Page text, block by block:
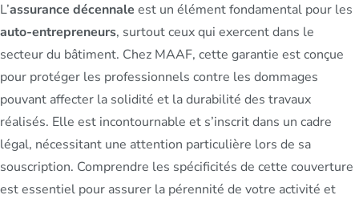
L’assurance décennale est un élément fondamental pour les
auto-entrepreneurs, surtout ceux qui exercent dans le
secteur du bâtiment. Chez MAAF, cette garantie est conçue
pour protéger les professionnels contre les dommages
pouvant affecter la solidité et la durabilité des travaux
réalisés. Elle est incontournable et s’inscrit dans un cadre
légal, nécessitant une attention particulière lors de sa
souscription. Comprendre les spécificités de cette couverture
est essentiel pour assurer la pérennité de votre activité et